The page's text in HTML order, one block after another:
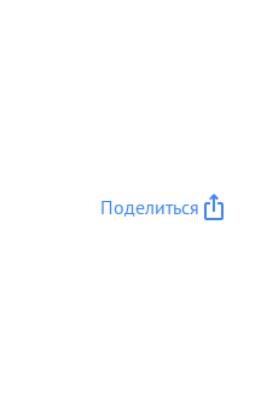
Поделиться